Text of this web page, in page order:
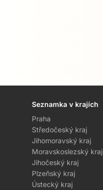
Seznamka v krajích
Praha
Středočeský kraj
Jihomoravský kraj
Moravskoslezský kraj
Jihočeský kraj
Plzeňský kraj
Ústecký kraj